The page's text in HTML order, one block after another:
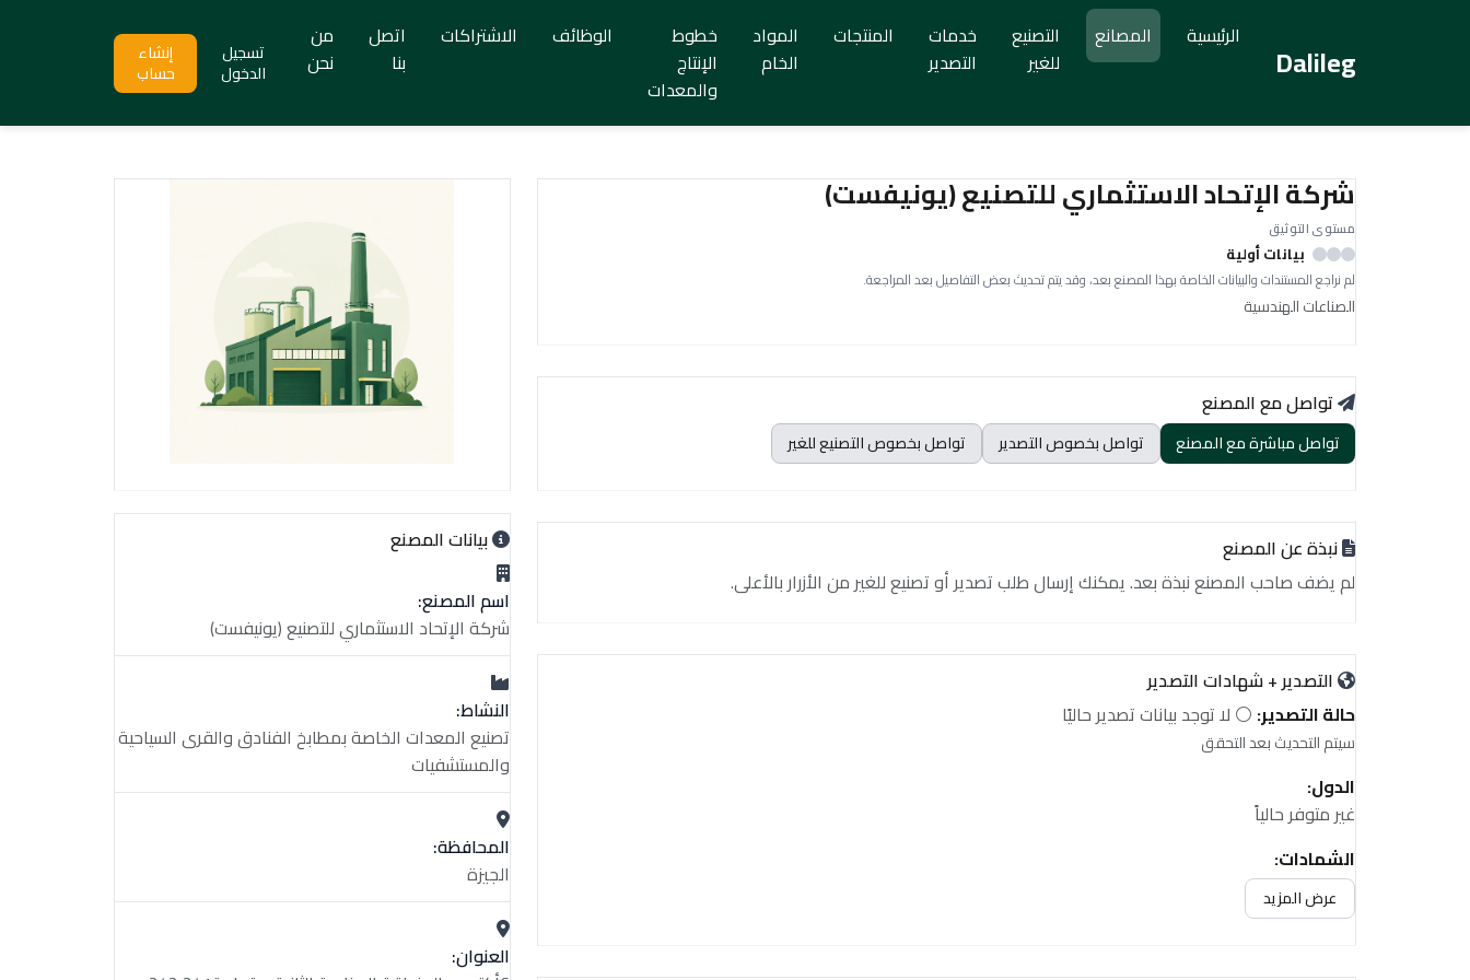
Dalileg
الرئيسية المصانع
التصنيع
للغير
خدمات
التصدير
المنتجات
المواد
الخام
خطوط
الإنتاج
والمعدات
الوظائف الاشتراكات
اتصل
بنا
من
نحن
تسجيل
الدخول
إنشاء
حساب
شركة الإتحاد الاستثماري للتصنيع (يونيفست)
مستوى التوثيق
بيانات أولية
لم نراجع المستندات والبيانات الخاصة بهذا المصنع بعد، وقد يتم تحديث بعض التفاصيل بعد المراجعة.
الصناعات الهندسية
تواصل مع المصنع
تواصل مباشرة مع المصنع تواصل بخصوص التصدير تواصل بخصوص التصنيع للغير
نبذة عن المصنع
لم يضف صاحب المصنع نبذة بعد. يمكنك إرسال طلب تصدير أو تصنيع للغير من الأزرار بالأعلى.
التصدير + شهادات التصدير
حالة التصدير: ⚪ لا توجد بيانات تصدير حاليًا
سيتم التحديث بعد التحقق
الدول:
غير متوفر حالياً
الشهادات:
غير متوفر حالياً
عرض المزيد
بيانات المصنع
اسم المصنع:
شركة الإتحاد الاستثماري للتصنيع (يونيفست)
النشاط:
تصنيع المعدات الخاصة بمطابخ الفنادق والقرى السياحية
والمستشفيات
المحافظة:
الجيزة
العنوان: